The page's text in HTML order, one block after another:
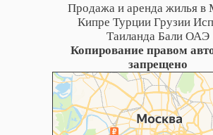
Продажа и аренда жилья в
Кипре Турции Грузии
Таиланда Бали ОАЭ
Копирование правом
запрещено